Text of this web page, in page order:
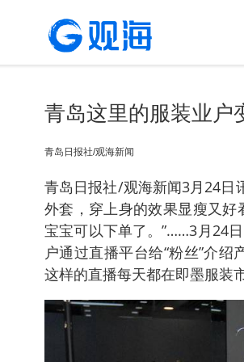
青岛这里的服装业户
青岛日报社/观海新闻
青岛日报社/观海新闻3月24日
外套，穿上身的效果显瘦又好
宝宝可以下单了。”……3月24
户通过直播平台给“粉丝”介
这样的直播每天都在即墨服装